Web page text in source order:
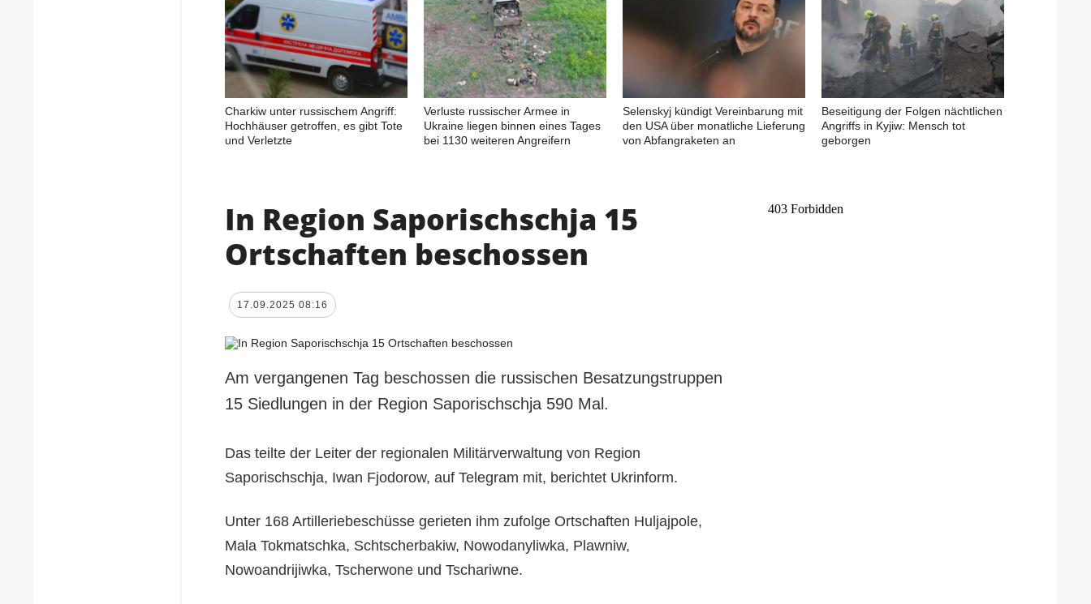
Charkiw unter russischem Angriff:
Hochhäuser getroffen, es gibt Tote
und Verletzte
Verluste russischer Armee in
Ukraine liegen binnen eines Tages
bei 1130 weiteren Angreifern
Selenskyj kündigt Vereinbarung mit
den USA über monatliche Lieferung
von Abfangraketen an
Beseitigung der Folgen nächtlichen
Angriffs in Kyjiw: Mensch tot
geborgen
In Region Saporischschja 15
Ortschaften beschossen
17.09.2025 08:16
Am vergangenen Tag beschossen die russischen Besatzungstruppen
15 Siedlungen in der Region Saporischschja 590 Mal.
Das teilte der Leiter der regionalen Militärverwaltung von Region
Saporischschja, Iwan Fjodorow, auf Telegram mit, berichtet Ukrinform.
Unter 168 Artilleriebeschüsse gerieten ihm zufolge Ortschaften Huljajpole,
Mala Tokmatschka, Schtscherbakiw, Nowodanyliwka, Plawniw,
Nowoandrijiwka, Tscherwone und Tschariwne.